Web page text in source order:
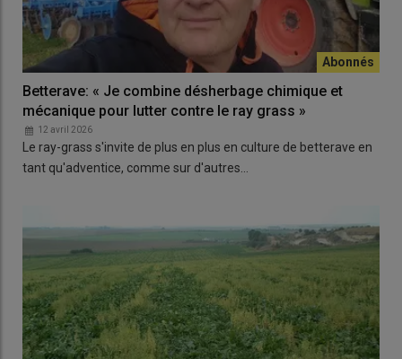
Betterave: « Je combine désherbage chimique et
mécanique pour lutter contre le ray grass »
12 avril 2026
Le ray-grass s'invite de plus en plus en culture de betterave en
tant qu'adventice, comme sur d'autres…